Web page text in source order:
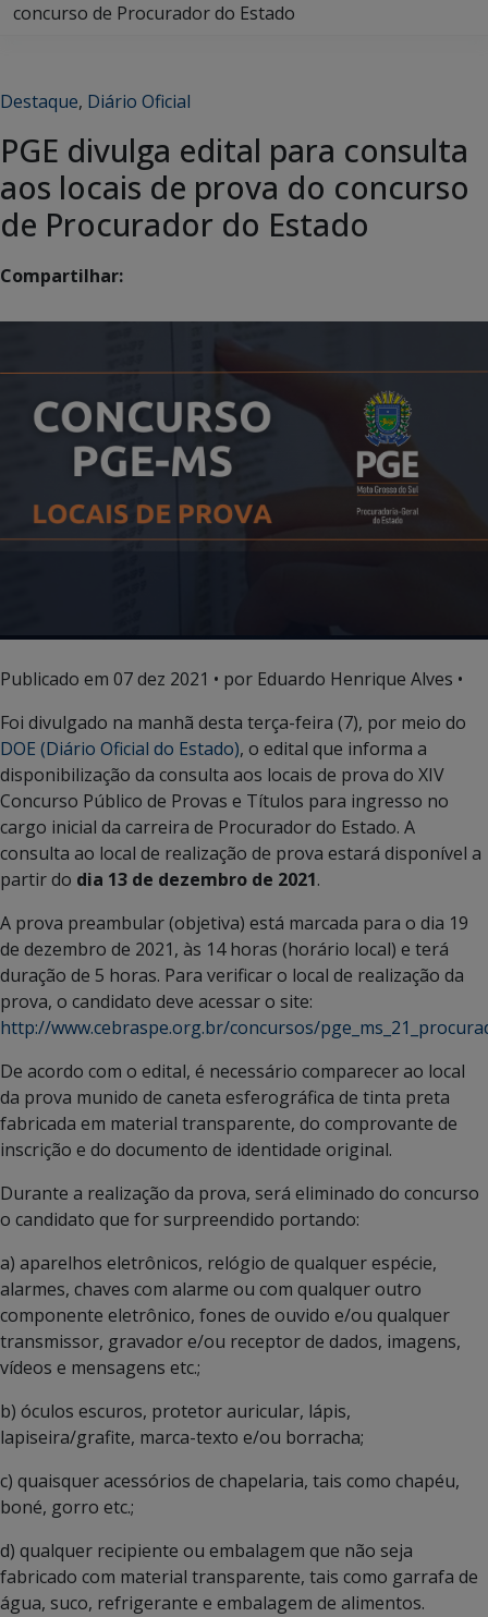
concurso de Procurador do Estado
Destaque, Diário Oficial
PGE divulga edital para consulta
aos locais de prova do concurso
de Procurador do Estado
Compartilhar:
Publicado em 07 dez 2021 • por Eduardo Henrique Alves •
Foi divulgado na manhã desta terça-feira (7), por meio do
DOE (Diário Oficial do Estado), o edital que informa a
disponibilização da consulta aos locais de prova do XIV
Concurso Público de Provas e Títulos para ingresso no
cargo inicial da carreira de Procurador do Estado. A
consulta ao local de realização de prova estará disponível a
partir do dia 13 de dezembro de 2021.
A prova preambular (objetiva) está marcada para o dia 19
de dezembro de 2021, às 14 horas (horário local) e terá
duração de 5 horas. Para verificar o local de realização da
prova, o candidato deve acessar o site:
http://www.cebraspe.org.br/concursos/
De acordo com o edital, é necessário comparecer ao local
da prova munido de caneta esferográfica de tinta preta
fabricada em material transparente, do comprovante de
inscrição e do documento de identidade original.
Durante a realização da prova, será eliminado do concurso
o candidato que for surpreendido portando:
a) aparelhos eletrônicos, relógio de qualquer espécie,
alarmes, chaves com alarme ou com qualquer outro
componente eletrônico, fones de ouvido e/ou qualquer
transmissor, gravador e/ou receptor de dados, imagens,
vídeos e mensagens etc.;
b) óculos escuros, protetor auricular, lápis,
lapiseira/grafite, marca-texto e/ou borracha;
c) quaisquer acessórios de chapelaria, tais como chapéu,
boné, gorro etc.;
d) qualquer recipiente ou embalagem que não seja
fabricado com material transparente, tais como garrafa de
água, suco, refrigerante e embalagem de alimentos.